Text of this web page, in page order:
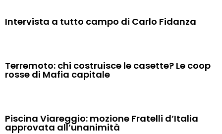
Intervista a tutto campo di Carlo Fidanza
Terremoto: chi costruisce le casette? Le coop
rosse di Mafia capitale
Piscina Viareggio: mozione Fratelli d’Italia
approvata all’unanimità